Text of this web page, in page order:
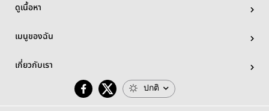
ดูเนื้อหา
เมนูของฉัน
เกี่ยวกับเรา
ปกติ